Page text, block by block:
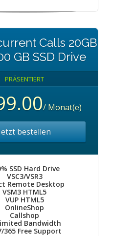
Calls 20GB
GB SSD Drive
PRÄSENTIERT
/ Monat(e)
bestellen
SSD Hard Drive
VSC3/VSR3
Remote Desktop
VSM3 HTML5
VUP HTML5
OnlineShop
Callshop
Bandwidth
365 Free Support